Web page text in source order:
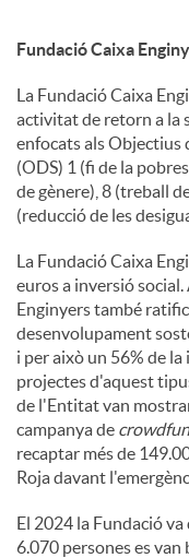
Fundació Caixa
La Fundació Caixa
activitat de retorn a la
enfocats als Objectius
(ODS) 1 (fi de la
de gènere), 8 (treball
(reducció de les
La Fundació Caixa
euros a inversió
Enginyers també
desenvolupament
i per això un 56% de
projectes d'aquest
de l'Entitat van
campanya de
recaptar més de
Roja davant
El 2024 la Fundació
6.070 persones es